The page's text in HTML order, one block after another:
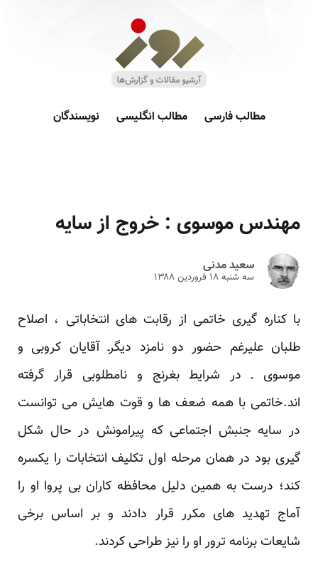
مطالب فارسی مطالب انگلیسی نویسندگان
مهندس موسوی : خروج از سایه
سعید مدنی
سه شنبه ۱۸ فروردين ۱۳۸۸
با کناره گیری خاتمی از رقابت های انتخاباتی ، اصلاح
طلبان علیرغم حضور دو نامزد دیگرـ آقایان کروبی و
‏موسوی ـ در شرایط بغرنج و نامطلوبی قرار گرفته
اند.خاتمی با همه ضعف ها و قوت هایش می توانست
در سایه ‏جنبش اجتماعی که پیرامونش در حال شکل
گیری بود در همان مرحله اول تکلیف انتخابات را یکسره
کند؛ درست ‏به همین دلیل محافظه کاران بی پروا او را
آماج تهدید های مکرر قرار دادند و بر اساس برخی
شایعات برنامه ‏ترور او را نیز طراحی کردند.‏